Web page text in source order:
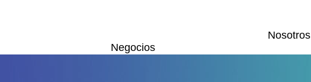
Nosotros
Negocios